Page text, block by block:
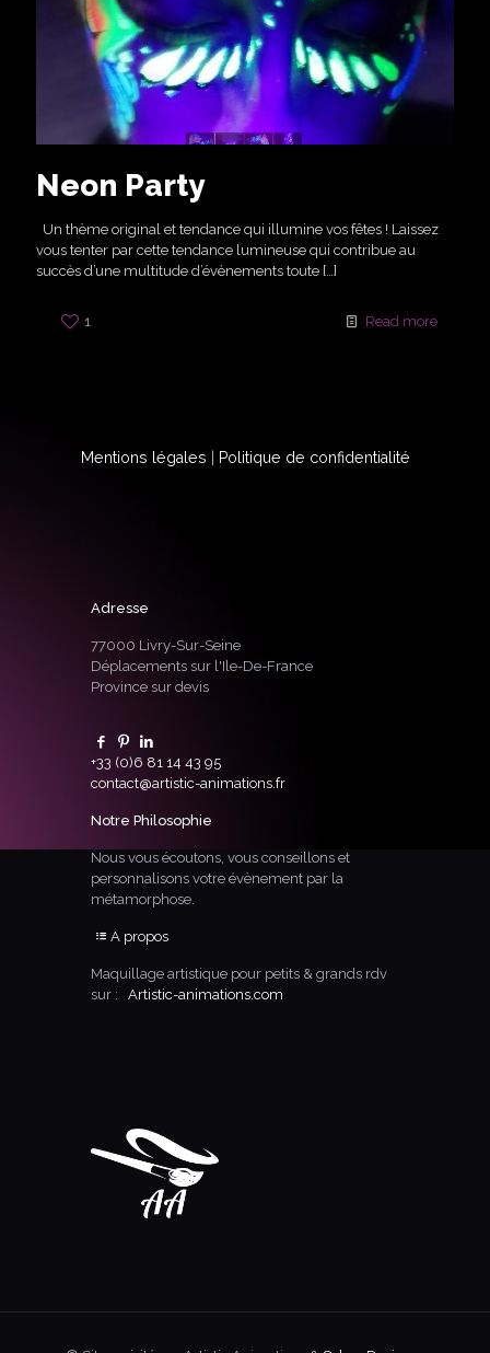
Neon Party
Un thème original et tendance qui illumine vos fêtes ! Laissez
vous tenter par cette tendance lumineuse qui contribue au
succès d’une multitude d’évènements toute […]
1 Read more
Mentions légales Politique de confidentialité
Adresse
77000 Livry-Sur-Seine
Déplacements sur l'Ile-De-France
Province sur devis
+33 (0)6 81 14 43 95
contact@artistic-animations.fr
Notre Philosophie
Nous vous écoutons, vous conseillons et
personnalisons votre évènement par la
métamorphose.
A propos
Maquillage artistique pour petits & grands rdv
sur : Artistic-animations.com